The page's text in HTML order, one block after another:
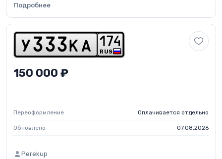
Подробнее
y 3 3 3 k a RUS
1 74
150 000 ₽
Переоформление Оплачивается отдельно
Обновлено 07.08.2026
Perekup